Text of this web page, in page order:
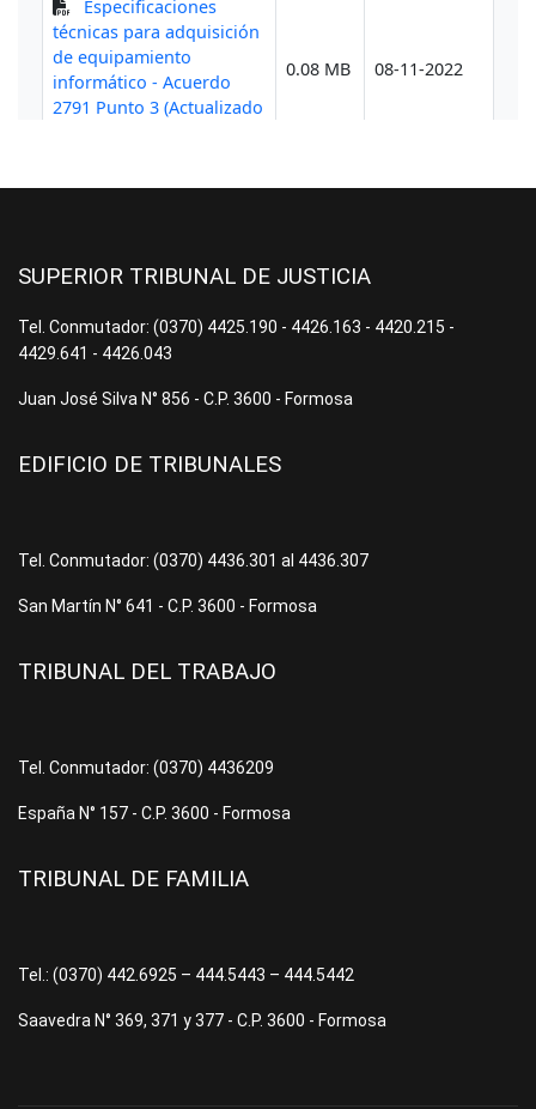
SUPERIOR TRIBUNAL DE JUSTICIA
Tel. Conmutador: (0370) 4425.190 - 4426.163 - 4420.215 -
4429.641 - 4426.043
Juan José Silva N° 856 - C.P. 3600 - Formosa
EDIFICIO DE TRIBUNALES
Tel. Conmutador: (0370) 4436.301 al 4436.307
San Martín N° 641 - C.P. 3600 - Formosa
TRIBUNAL DEL TRABAJO
Tel. Conmutador: (0370) 4436209
España N° 157 - C.P. 3600 - Formosa
TRIBUNAL DE FAMILIA
Tel.: (0370) 442.6925 – 444.5443 – 444.5442
Saavedra N° 369, 371 y 377 - C.P. 3600 - Formosa